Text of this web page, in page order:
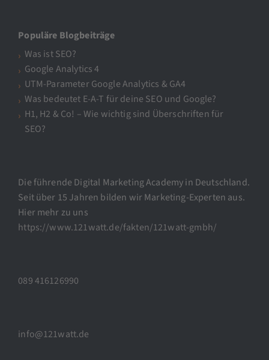
Populäre Blogbeiträge
Was ist SEO?
Google Analytics 4
UTM-Parameter Google Analytics & GA4
Was bedeutet E-A-T für deine SEO und Google?
H1, H2 & Co! – Wie wichtig sind Überschriften für
SEO?
Die führende Digital Marketing Academy in Deutschland.
Seit über 15 Jahren bilden wir Marketing-Experten aus.
Hier mehr zu uns
https://www.121watt.de/fakten/121watt-gmbh/
089 416126990
info@121watt.de